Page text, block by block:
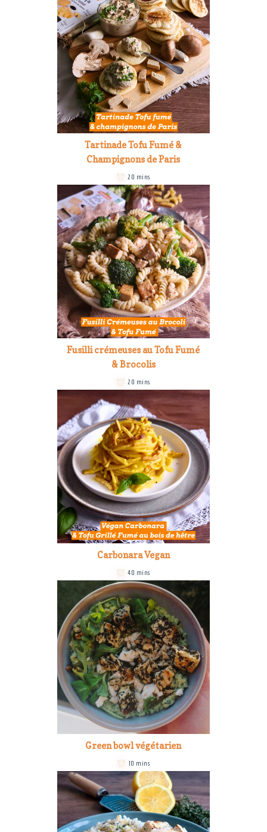
Tartinade Tofu Fumé &
Champignons de Paris
20 mins
Fusilli crémeuses au Tofu Fumé
& Brocolis
20 mins
Carbonara Vegan
40 mins
Green bowl végétarien
10 mins